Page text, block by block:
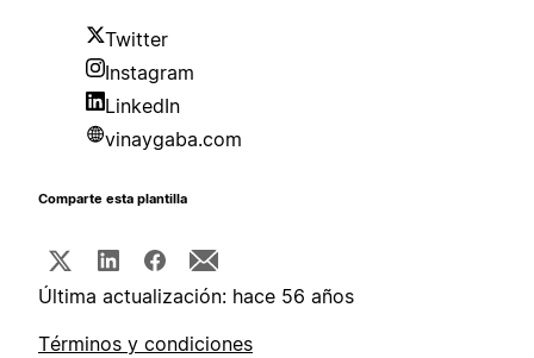
Twitter
Instagram
LinkedIn
vinaygaba.com
Comparte esta plantilla
Última actualización: hace 56 años
Términos y condiciones